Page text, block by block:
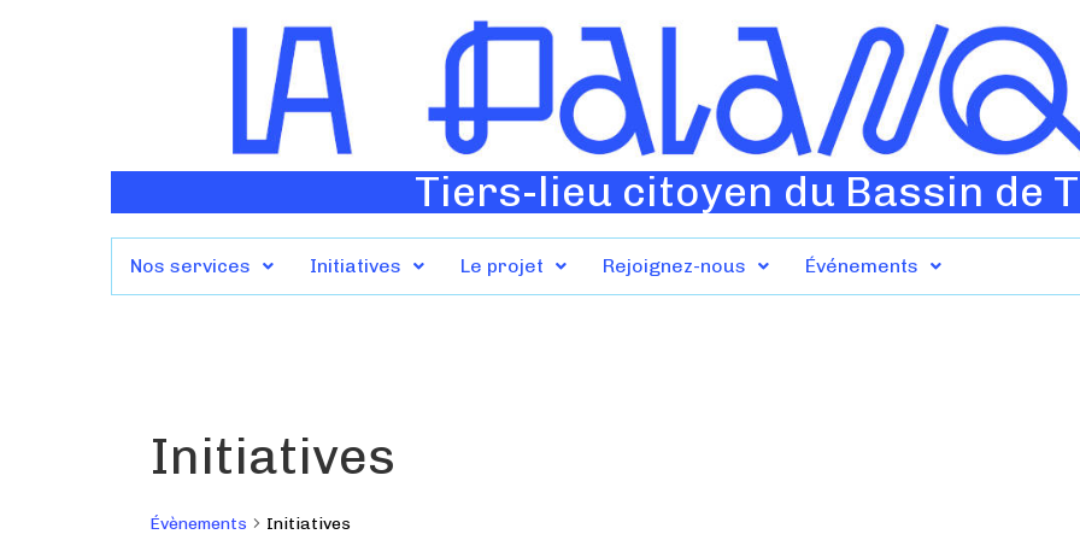
Tiers-lieu citoyen du Bassin de
Nos services Initiatives Le projet Rejoignez-nous Événements
Initiatives
Évènements Initiatives